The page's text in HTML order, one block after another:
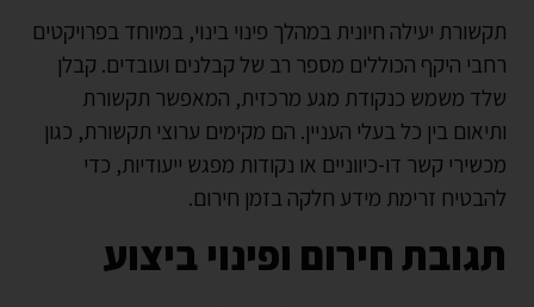
תקשורת יעילה חיונית במהלך פינוי בינוי, במיוחד בפרויקטים
רחבי היקף הכוללים מספר רב של קבלנים ועובדים. קבלן
שלד משמש כנקודת מגע מרכזית, המאפשר תקשורת
ותיאום בין כל בעלי העניין. הם מקימים ערוצי תקשורת, כגון
מכשירי קשר דו-כיווניים או נקודות מפגש ייעודיות, כדי
להבטיח זרימת מידע חלקה בזמן חירום.
תגובת חירום ופינוי ביצוע